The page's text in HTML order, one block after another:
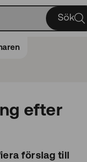
Sök
efter
förslag till